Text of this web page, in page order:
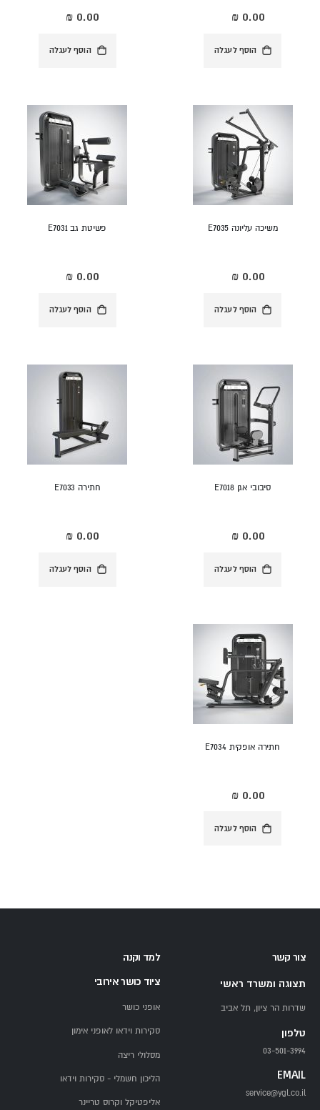
הוסף לעגלה הוסף לעגלה
משיכה עליונה E7035
הוסף לעגלה
פשיטת גב E7031
הוסף לעגלה
סיבובי אגן E7018
הוסף לעגלה
חתירה E7033
הוסף לעגלה
חתירה אופקית E7034
הוסף לעגלה
צור קשר
תצוגה ומשרד ראשי
שדרות הר ציון, תל אביב
טלפון
03-501-3994
EMAIL
service@ygl.co.il
למד וקנה
ציוד כושר אירובי
אופני כושר
סקירות וידאו לאופני אימון
מסלולי ריצה
הליכון חשמלי - סקירות וידאו
אליפטיקל וקרוס טריינר